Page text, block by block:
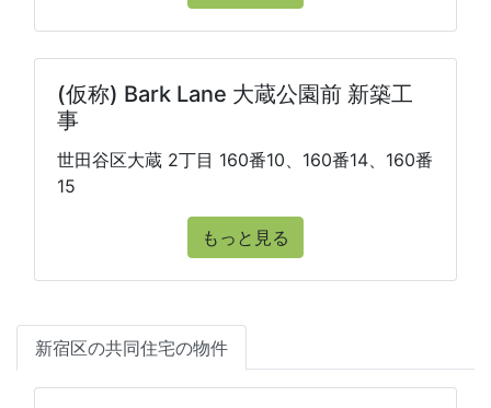
(仮称) Bark Lane 大蔵公園前 新築工
事
世田谷区大蔵 2丁目 160番10、160番14、160番
15
もっと見る
新宿区の共同住宅の物件